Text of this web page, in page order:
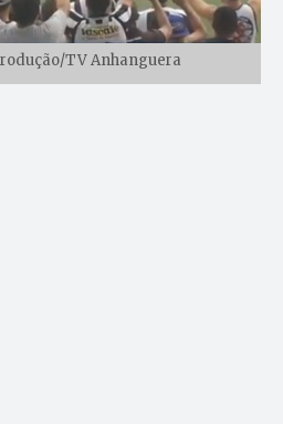
TV Anhanguera